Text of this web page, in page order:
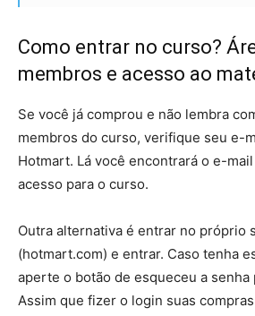
Como entrar no curso?
membros e acesso ao
Se você já comprou e não lembra
membros do curso, verifique seu e-
Hotmart. Lá você encontrará o e-
acesso para o curso.
Outra alternativa é entrar no próprio
(hotmart.com) e entrar. Caso tenha
aperte o botão de esqueceu a senha
Assim que fizer o login suas